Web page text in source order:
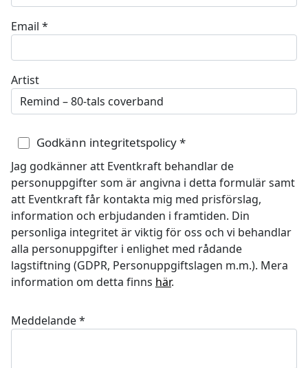
Email *
Artist
Godkänn integritetspolicy*
Jag godkänner att Eventkraft behandlar de
personuppgifter som är angivna i detta formulär samt
att Eventkraft får kontakta mig med prisförslag,
information och erbjudanden i framtiden. Din
personliga integritet är viktig för oss och vi behandlar
alla personuppgifter i enlighet med rådande
lagstiftning (GDPR, Personuppgiftslagen m.m.). Mera
information om detta finns här.
Meddelande*